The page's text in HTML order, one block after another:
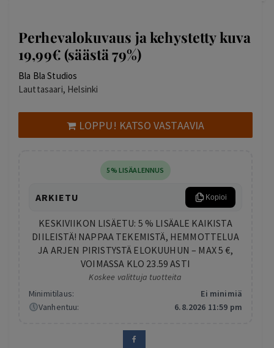
Perhevalokuvaus ja kehystetty kuva
19,99€ (säästä 79%)
Bla Bla Studios
Lauttasaari, Helsinki
LOPPU! KATSO VASTAAVIA
5% LISÄALENNUS
ARKIETU Kopioi
KESKIVIIKON LISÄETU: 5 % LISÄALE KAIKISTA
DIILEISTÄ! NAPPAA TEKEMISTÄ, HEMMOTTELUA
JA ARJEN PIRISTYSTÄ ELOKUUHUN – MAX 5 €,
VOIMASSA KLO 23.59 ASTI
Koskee valittuja tuotteita
Minimitilaus:
Ei minimiä
Vanhentuu:
6.8.2026 11:59 pm